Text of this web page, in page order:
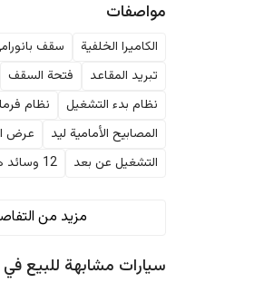
مواصفات
الكاميرا الخلفية سقف
تبريد المقاعد
فتحة السقف
نظام بدء التشغيل
نظام
المصابيح الأمامية ليد
عرض
التشغيل عن بعد
12 وسائد هوائية
مزيد من
سيارات مشابهة للبيع في